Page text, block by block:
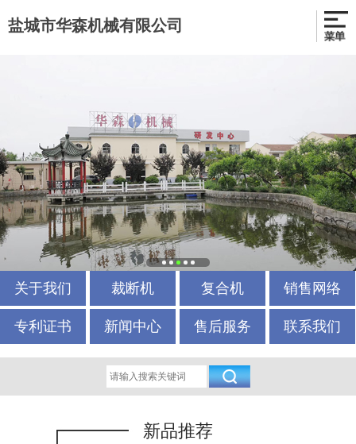
盐城市华森机械有限公司
关于我们 裁断机 复合机 销售网络
专利证书 新闻中心 售后服务 联系我们
新品推荐